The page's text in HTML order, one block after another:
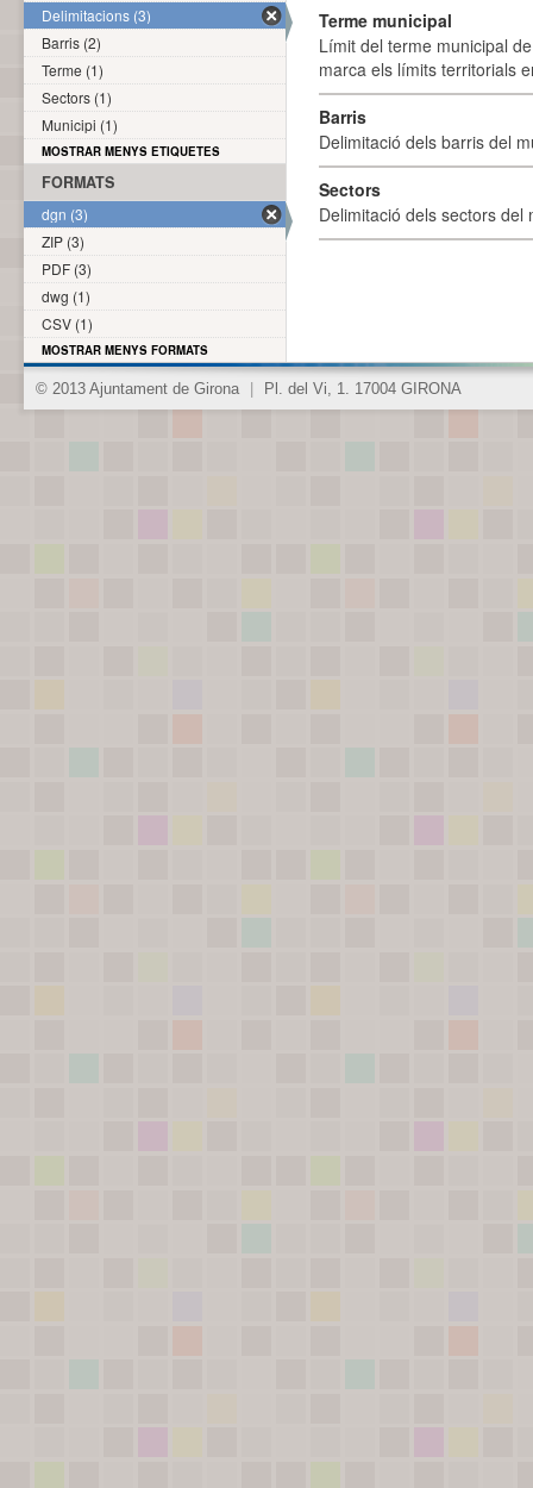
Terme municipal
Límit del terme municipal
marca els límits territorials
Barris
Delimitació dels barris del
Sectors
Delimitació dels sectors del
Delimitacions (3)
Barris (2)
Terme (1)
Sectors (1)
Municipi (1)
MOSTRAR MENYS ETIQUETES
FORMATS
dgn (3)
ZIP (3)
PDF (3)
dwg (1)
CSV (1)
MOSTRAR MENYS FORMATS
© 2013 Ajuntament de Girona Pl. del Vi, 1. 17004 GIRONA